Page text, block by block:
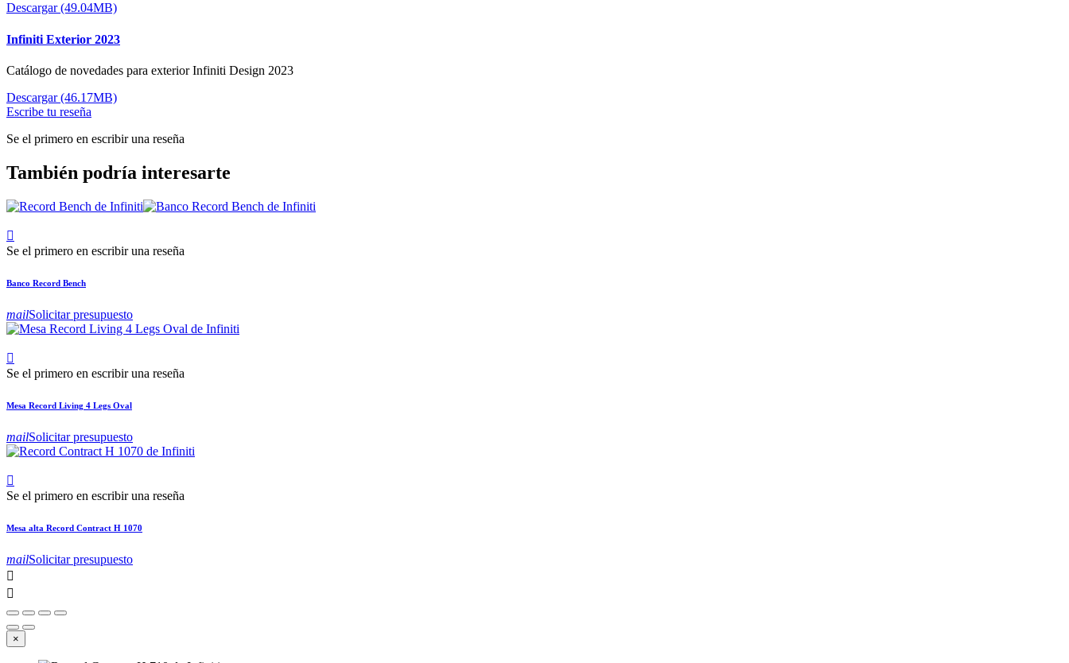
Descargar (49.04MB)
Infiniti Exterior 2023
Catálogo de novedades para exterior Infiniti Design 2023
Descargar (46.17MB)
Escribe tu reseña
Se el primero en escribir una reseña
También podría interesarte

Se el primero en escribir una reseña
Banco Record Bench
mailSolicitar presupuesto

Se el primero en escribir una reseña
Mesa Record Living 4 Legs Oval
mailSolicitar presupuesto

Se el primero en escribir una reseña
Mesa alta Record Contract H 1070
mailSolicitar presupuesto


×